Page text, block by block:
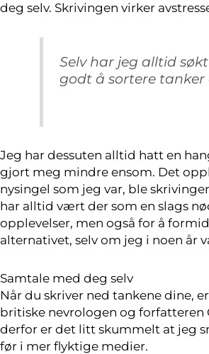
deg selv. Skrivingen virker
Selv har jeg alltid
godt å sortere tanker
Jeg har dessuten alltid hatt en
gjort meg mindre ensom. Det
nysingel som jeg var, ble
har alltid vært der som en slags
opplevelser, men også for å
alternativet, selv om jeg i noen år
Samtale med deg selv
Når du skriver ned tankene dine,
britiske nevrologen og forfatteren
derfor er det litt skummelt at jeg
før i mer flyktige medier.